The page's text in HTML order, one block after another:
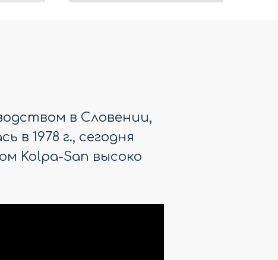
в Словении,
в 1978 г., сегодня
Kolpa-San высоко